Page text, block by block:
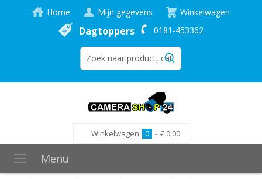
Home Mijn gegevens Winkelwagen
Dagtoppers 0181-453362
Winkelwagen 0 - € 0,00
Menu